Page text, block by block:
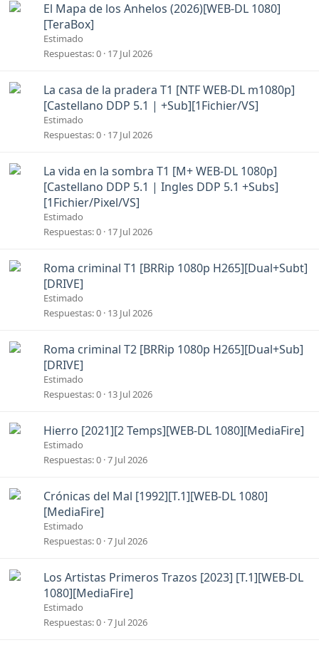
El Mapa de los Anhelos (2026)[WEB-DL 1080]
[TeraBox]
Estimado
Respuestas 0 17 Jul 2026
La casa de la pradera T1 [NTF WEB-DL m1080p]
[Castellano DDP 5.1 | +Sub][1Fichier/VS]
Estimado
Respuestas 0 17 Jul 2026
La vida en la sombra T1 [M+ WEB-DL 1080p]
[Castellano DDP 5.1 | Ingles DDP 5.1 +Subs]
[1Fichier/Pixel/VS]
Estimado
Respuestas 0 17 Jul 2026
Roma criminal T1 [BRRip 1080p H265][Dual+Subt]
[DRIVE]
Estimado
Respuestas 0 13 Jul 2026
Roma criminal T2 [BRRip 1080p H265][Dual+Sub]
[DRIVE]
Estimado
Respuestas 0 13 Jul 2026
Hierro [2021][2 Temps][WEB-DL 1080][MediaFire]
Estimado
Respuestas 0 7 Jul 2026
Crónicas del Mal [1992][T.1][WEB-DL 1080]
[MediaFire]
Estimado
Respuestas 0 7 Jul 2026
Los Artistas Primeros Trazos [2023] [T.1][WEB-DL
1080][MediaFire]
Estimado
Respuestas 0 7 Jul 2026